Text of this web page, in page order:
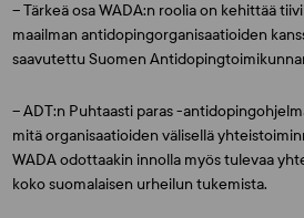
– Tärkeä osa WADA:n roolia on kehittää
maailman antidopingorganisaatioiden
saavutettu Suomen
– ADT:n Puhtaasti paras -
mitä organisaatioiden välisellä
WADA odottaakin innolla myös tulevaa
koko suomalaisen urheilun tukemista.